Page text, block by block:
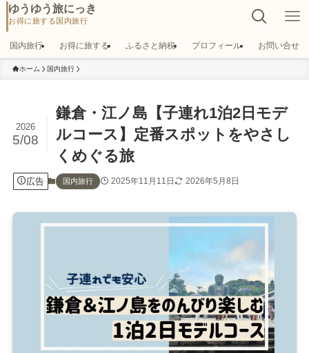
ゆうゆう旅にっき
国内旅行 お得に旅する ふるさと納税 プロフィール お問い合せ
ホーム 国内旅行
鎌倉・江ノ島【子連れ1泊2日モデ
ルコース】定番スポットをやさし
くめぐる旅
2026
5/08
広告 国内旅行 2025年11月11日 2026年5月8日